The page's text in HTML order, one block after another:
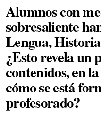
Alumnos con
sobresaliente
Lengua,
¿Esto revela un
contenidos, en
cómo se está
profesorado?